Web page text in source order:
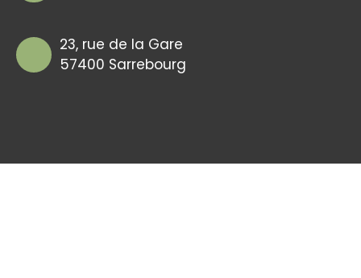
23, rue de la Gare
57400 Sarrebourg